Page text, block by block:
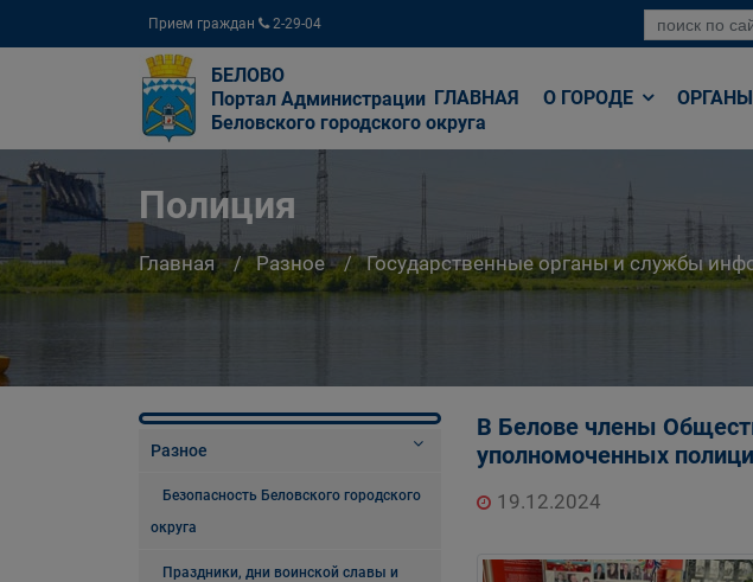
Прием граждан 2-29-04
БЕЛОВО
Портал Администрации
Беловского городского округа
ГЛАВНАЯ О ГОРОДЕ
Полиция
Главная Разное Государственные органы и службы
Разное
Безопасность Беловского городского
округа
Праздники, дни воинской славы и
В Белове члены
уполномоченных
19.12.2024